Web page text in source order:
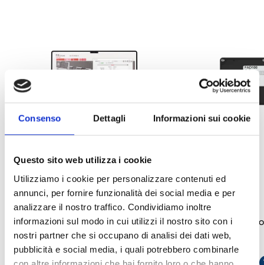
Consenso Dettagli Informazioni sui cookie
Questo sito web utilizza i cookie
Utilizziamo i cookie per personalizzare contenuti ed
annunci, per fornire funzionalità dei social media e per
analizzare il nostro traffico. Condividiamo inoltre
informazioni sul modo in cui utilizzi il nostro sito con i
nostri partner che si occupano di analisi dei dati web,
pubblicità e social media, i quali potrebbero combinarle
FA/ÉTUDE
Logiciel de dimensionnement et de
configuration du FA100
OUVRIR LE LIEN south_east
FAD100
Module de
deux canaux
OUVRIR LE LIEN